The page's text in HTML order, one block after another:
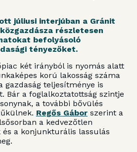
júliusi interjúban a Gránit
részletesen
befolyásoló
tényezőket.
két irányból is nyomás alatt
korú lakosság száma
gazdaság teljesítménye is
Bár a foglalkoztatottság szintje
a további bővülés
Regős Gábor szerint a
a kedvezőtlen
a konjunkturális lassulás